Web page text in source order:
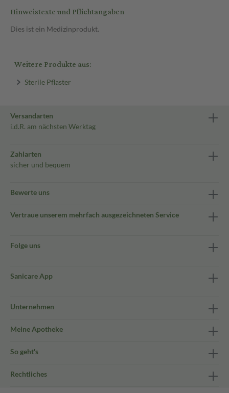
Hinweistexte und Pflichtangaben
Dies ist ein Medizinprodukt.
Weitere Produkte aus:
Sterile Pflaster
Versandarten
i.d.R. am nächsten Werktag
Zahlarten
sicher und bequem
Bewerte uns
Vertraue unserem mehrfach ausgezeichneten Service
Folge uns
Sanicare App
Unternehmen
Meine Apotheke
So geht's
Rechtliches